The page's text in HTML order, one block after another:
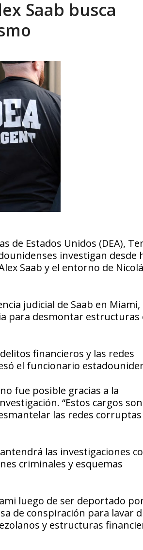
incumplidas... AGOSTO 6, 2026
Saab busca
de Estados Unidos (DEA),
investigan desde
Saab y el entorno de
judicial de Saab en Miami,
para desmontar estructuras
financieros y las redes
el funcionario
fue posible gracias a la
“Estos cargos son
las redes
las investigaciones
criminales y esquemas
luego de ser deportado
de conspiración para lavar
y estructuras